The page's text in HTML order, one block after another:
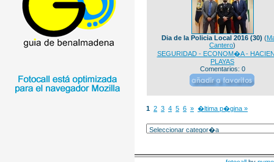
Dia de la Policia Local 2016 (30) (
Cantero)
SEGURIDAD - ECONOM�A -
PLAYAS
Comentarios: 0
1 2 3 4 5 6 » �ltima p�gina »